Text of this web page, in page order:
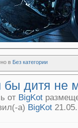
в Без категории
бы дитя не
от BigKot
а) BigKot